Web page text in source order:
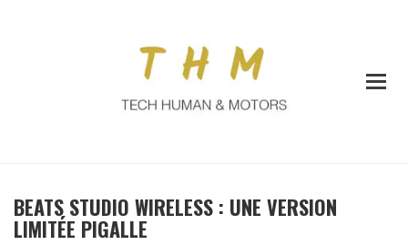
BEATS STUDIO WIRELESS : UNE VERSION
LIMITÉE PIGALLE